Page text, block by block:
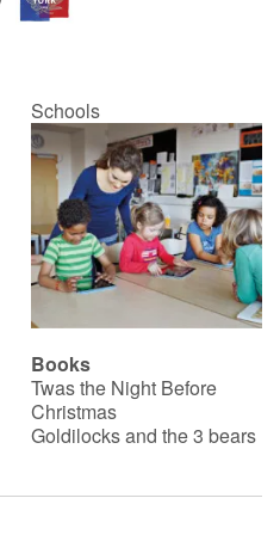
Schools
Books
Twas the Night Before
Christmas
Goldilocks and the 3 bears